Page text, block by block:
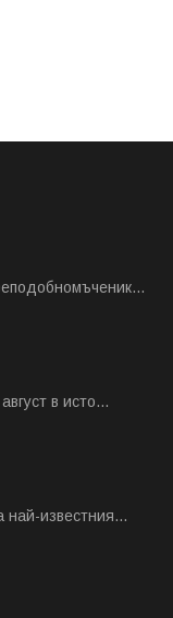
в исто...
най-известния...